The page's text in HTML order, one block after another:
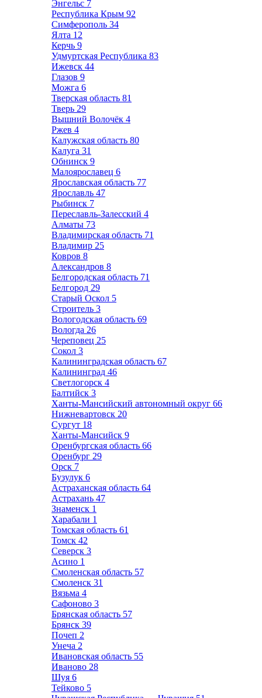
Энгельс 7
Республика Крым 92
Симферополь 34
Ялта 12
Керчь 9
Удмуртская Республика 83
Ижевск 44
Глазов 9
Можга 6
Тверская область 81
Тверь 29
Вышний Волочёк 4
Ржев 4
Калужская область 80
Калуга 31
Обнинск 9
Малоярославец 6
Ярославская область 77
Ярославль 47
Рыбинск 7
Переславль-Залесский 4
Алматы 73
Владимирская область 71
Владимир 25
Ковров 8
Александров 8
Белгородская область 71
Белгород 29
Старый Оскол 5
Строитель 3
Вологодская область 69
Вологда 26
Череповец 25
Сокол 3
Калининградская область 67
Калининград 46
Светлогорск 4
Балтийск 3
Ханты-Мансийский автономный округ 66
Нижневартовск 20
Сургут 18
Ханты-Мансийск 9
Оренбургская область 66
Оренбург 29
Орск 7
Бузулук 6
Астраханская область 64
Астрахань 47
Знаменск 1
Харабали 1
Томская область 61
Томск 42
Северск 3
Асино 1
Смоленская область 57
Смоленск 31
Вязьма 4
Сафоново 3
Брянская область 57
Брянск 39
Почеп 2
Унеча 2
Ивановская область 55
Иваново 28
Шуя 6
Тейково 5